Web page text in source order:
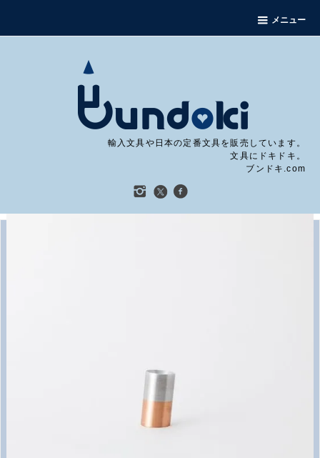
メニュー
輸入文具や日本の定番文具を販売しています。
文具にドキドキ。
ブンドキ.com